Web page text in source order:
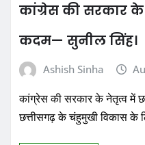
कांग्रेस की सरकार
कदम— सुनील सिंह।
Ashish Sinha
कांग्रेस की सरकार के नेतृत्व में
छत्तीसगढ़ के चंहुमुखी विकास के